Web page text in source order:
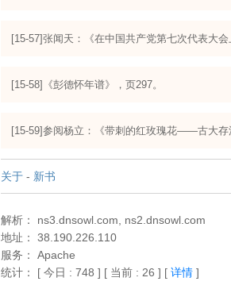
[15-57]张闻天：《在中国共产党第七次代表大
[15-58]《彭德怀年谱》，页297。
[15-59]参阅杨立：《带刺的红玫瑰花——古大存
关于 - 新书
解析： ns3.dnsowl.com, ns2.dnsowl.com
地址： 38.190.226.110
服务： Apache
统计： [ 今日 : 748 ] [ 当前 : 26 ] [ 详情 ]